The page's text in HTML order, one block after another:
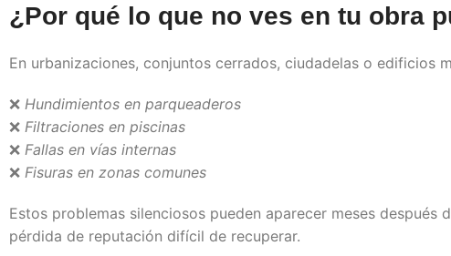
¿Por qué lo que no ves en tu obra
En urbanizaciones, conjuntos cerrados, ciudadelas o edificios
❌ Hundimientos en parqueaderos
❌ Filtraciones en piscinas
❌ Fallas en vías internas
❌ Fisuras en zonas comunes
Estos problemas silenciosos pueden aparecer meses
pérdida de reputación difícil de recuperar.